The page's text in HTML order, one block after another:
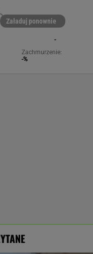
Załaduj ponownie
-
Zachmurzenie:
-%